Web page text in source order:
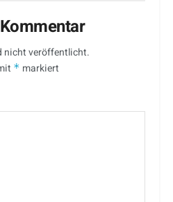
nicht veröffentlicht.
* markiert